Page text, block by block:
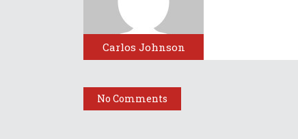
Carlos Johnson
No Comments